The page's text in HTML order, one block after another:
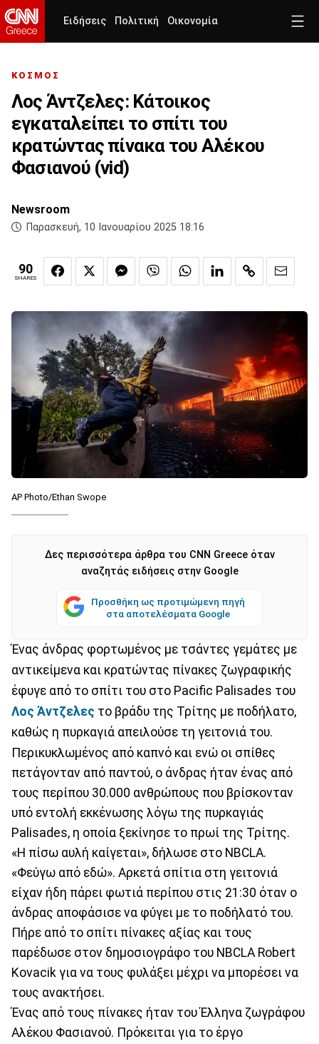
Ειδήσεις Πολιτική Οικονομία
ΚΟΣΜΟΣ
Λος Άντζελες: Κάτοικος
εγκαταλείπει το σπίτι του
κρατώντας πίνακα του Αλέκου
Φασιανού (vid)
Newsroom
Παρασκευή, 10 Ιανουαρίου 2025 18:16
90
SHARES
AP Photo/Ethan Swope
Δες περισσότερα άρθρα του CNN Greece όταν
αναζητάς ειδήσεις στην Google
Προσθήκη ως προτιμώμενη πηγή
στα αποτελέσματα Google
Ένας άνδρας φορτωμένος με τσάντες γεμάτες με
αντικείμενα και κρατώντας πίνακες ζωγραφικής
έφυγε από το σπίτι του στο Pacific Palisades του
Λος Άντζελες το βράδυ της Τρίτης με ποδήλατο,
καθώς η πυρκαγιά απειλούσε τη γειτονιά του.
Περικυκλωμένος από καπνό και ενώ οι σπίθες
πετάγονταν από παντού, ο άνδρας ήταν ένας από
τους περίπου 30.000 ανθρώπους που βρίσκονταν
υπό εντολή εκκένωσης λόγω της πυρκαγιάς
Palisades, η οποία ξεκίνησε το πρωί της Τρίτης.
«Η πίσω αυλή καίγεται», δήλωσε στο NBCLA.
«Φεύγω από εδώ». Αρκετά σπίτια στη γειτονιά
είχαν ήδη πάρει φωτιά περίπου στις 21:30 όταν ο
άνδρας αποφάσισε να φύγει με το ποδήλατό του.
Πήρε από το σπίτι πίνακες αξίας και τους
παρέδωσε στον δημοσιογράφο του NBCLA Robert
Kovacik για να τους φυλάξει μέχρι να μπορέσει να
τους ανακτήσει.
Ένας από τους πίνακες ήταν του Έλληνα ζωγράφου
Αλέκου Φασιανού. Πρόκειται για το έργο